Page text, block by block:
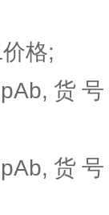
格;
货
货